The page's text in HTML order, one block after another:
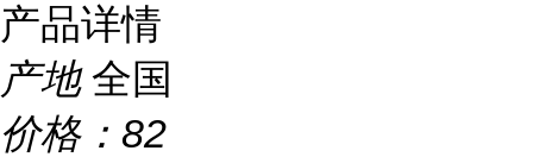
产品详情
产地 全国
价格： 82